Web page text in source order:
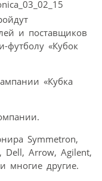
и поставщиков
«Кубок
«Кубка
Symmetron,
Dell, Arrow, Agilent,
многие другие.